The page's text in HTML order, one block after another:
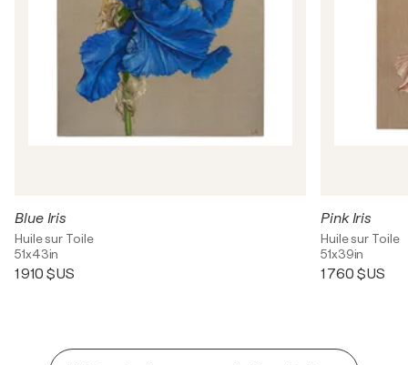
Blue Iris
Huile sur Toile
51x43in
1 910 $US
Pink Iris
Huile sur Toile
51x39in
1 760 $US